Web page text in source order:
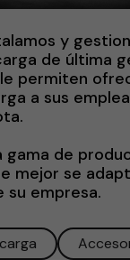
y
de última
permiten
a sus
gama de
mejor se
su empresa.